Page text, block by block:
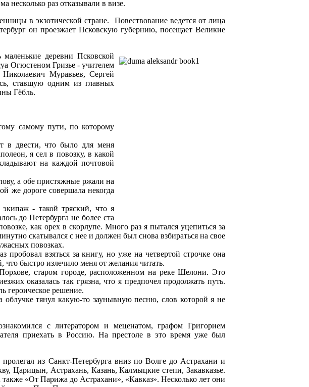
несколько раз отказывали в визе.
в экзотической стране. Повествование ведется от лица
он проезжает Псковскую губернию, посещает Великие
деревни Псковской
Огюстеном Гризье - учителем
Муравьев, Сергей
ставшую одним из главных
Гёбль.
самому пути, по которому
в двести, что было для меня
я сел в повозку, в какой
на каждой почтовой
а обе пристяжные ржали на
же дороге совершала некогда
- такой тряский, что я
до Петербурга не более ста
как орех в скорлупе. Много раз я пытался уцепиться за
скатывался с нее и должен был снова взбираться на свое
повозках.
взяться за книгу, но уже на четвертой строчке она
что быстро излечило меня от желания читать.
старом городе, расположенном на реке Шелони. Это
оказалась так грязна, что я предпочел продолжать путь.
героическое решение.
тянул какую-то заунывную песню, слов которой я не
с литератором и меценатом, графом Григорием
приехать в Россию. На престоле в это время уже был
из Санкт-Петербурга вниз по Волге до Астрахани и
Царицын, Астрахань, Казань, Калмыцкие степи, Закавказье.
«От Парижа до Астрахани», «Кавказ». Несколько лет они